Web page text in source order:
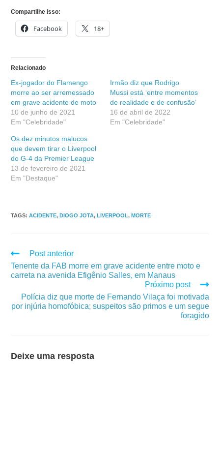
Compartilhe isso:
Facebook 18+
Relacionado
Ex-jogador do Flamengo
morre ao ser arremessado
em grave acidente de moto
10 de junho de 2021
Em "Celebridade"
Irmão diz que Rodrigo
Mussi está ‘entre momentos
de realidade e de confusão’
16 de abril de 2022
Em "Celebridade"
Os dez minutos malucos
que devem tirar o Liverpool
do G-4 da Premier League
13 de fevereiro de 2021
Em "Destaque"
TAGS:ACIDENTE, DIOGO JOTA, LIVERPOOL, MORTE
Post anterior
Tenente da FAB morre em grave acidente entre moto e
carreta na avenida Efigênio Salles, em Manaus
Próximo post
Polícia diz que morte de Fernando Vilaça foi motivada
por injúria homofóbica; suspeitos são primos e um segue
foragido
Deixe uma resposta